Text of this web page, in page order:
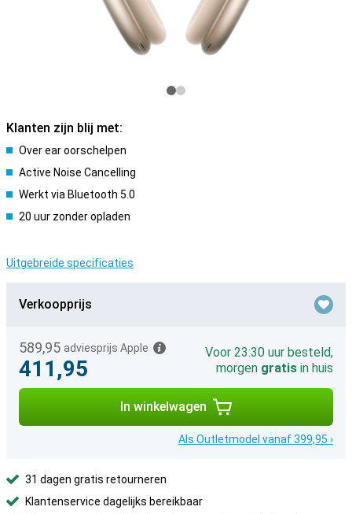
Klanten zijn blij met:
Over ear oorschelpen
Active Noise Cancelling
Werkt via Bluetooth 5.0
20 uur zonder opladen
Uitgebreide specificaties
Verkoopprijs
589,95 adviesprijs Apple
411,95
Voor 23:30 uur besteld,
morgen gratis in huis
In winkelwagen
Als Outletmodel vanaf 399,95 ›
31 dagen gratis retourneren
Klantenservice dagelijks bereikbaar